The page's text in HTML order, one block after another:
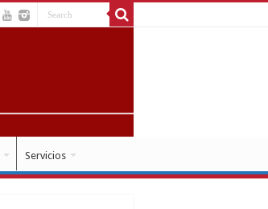
Servicios